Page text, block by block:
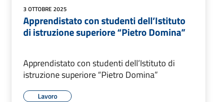
3 OTTOBRE 2025
Apprendistato con studenti dell’Istituto
di istruzione superiore “Pietro Domina”
Apprendistato con studenti dell’Istituto di
istruzione superiore “Pietro Domina”
Lavoro